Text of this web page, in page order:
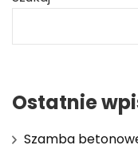
Ostatnie
Szamba